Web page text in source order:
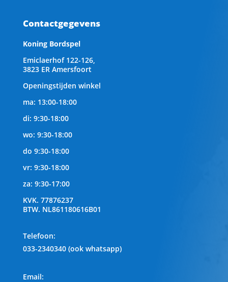
Contactgegevens
Koning Bordspel
Emiclaerhof 122-126,
3823 ER Amersfoort
Openingstijden winkel
ma: 13:00-18:00
di: 9:30-18:00
wo: 9:30-18:00
do 9:30-18:00
vr: 9:30-18:00
za: 9:30-17:00
KVK. 77876237
BTW. NL861180616B01
Telefoon:
033-2340340 (ook whatsapp)
Email: